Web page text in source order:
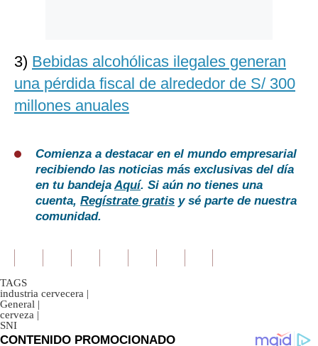
3) Bebidas alcohólicas ilegales generan
una pérdida fiscal de alrededor de S/ 300
millones anuales
Comienza a destacar en el mundo empresarial
recibiendo las noticias más exclusivas del día
en tu bandejaAquí. Si aún no tienes una
cuenta, Regístrate gratis y sé parte de nuestra
comunidad.
TAGS
industria cervecera |
General |
cerveza |
SNI